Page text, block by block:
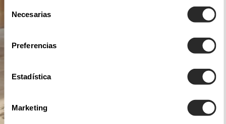
consentimiento
Necesarias
Preferencias
Estadística
Marketing